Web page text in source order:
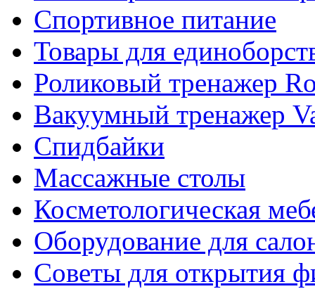
Спортивное питание
Товары для
Роликовый тренажер
Вакуумный тренажер
Спидбайки
Массажные столы
Косметологическая
Оборудование для
Советы для открытия